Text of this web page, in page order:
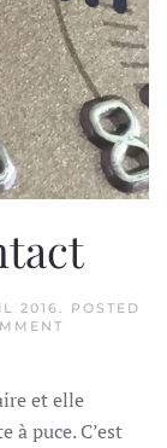
2016. POSTED
et elle
à puce. C’est